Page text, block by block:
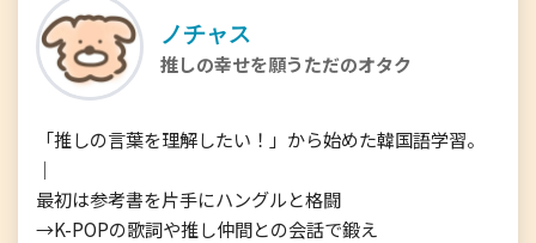
ノチャス
推しの幸せを願うただのオタク
「推しの言葉を理解したい！」から始めた韓国語学習。
｜
最初は参考書を片手にハングルと格闘
→K-POPの歌詞や推し仲間との会話で鍛え